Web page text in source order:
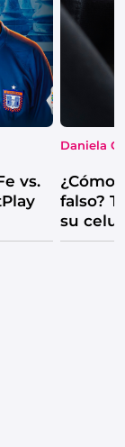
vs.
Daniela
¿Cómo
falso?
su